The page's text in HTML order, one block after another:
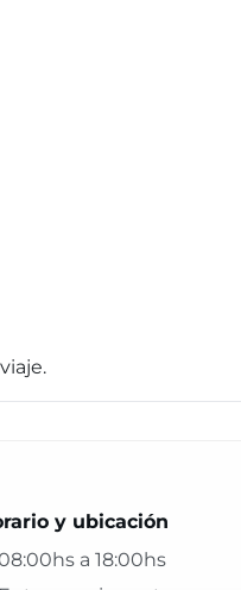
gratis en 24 hs y
y ubicación
a 18:00hs